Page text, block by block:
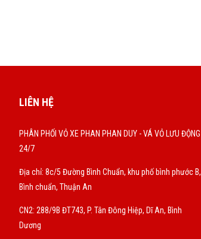
LIÊN HỆ
PHÂN PHỐI VỎ XE PHAN PHAN DUY - VÁ VỎ LƯU ĐỘNG
24/7
Địa chỉ: 8c/5 Đường Bình Chuẩn, khu phố bình phước B,
Bình chuẩn, Thuận An
CN2: 288/9B ĐT743, P. Tân Đông Hiệp, Dĩ An, Bình
Dương